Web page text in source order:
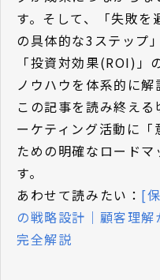
す。そして、「失敗
の具体的な3ステップ
「投資対効果(ROI)」
ノウハウを体系的に解
この記事を読み終え
ーケティング活動に
ための明確なロード
す。
あわせて読みたい： [
の戦略設計｜顧客理
完全解説